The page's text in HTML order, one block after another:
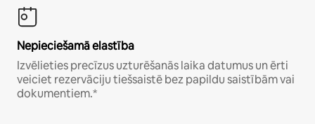
Nepieciešamā elastība
Izvēlieties precīzus uzturēšanās laika datumus un ērti
veiciet rezervāciju tiešsaistē bez papildu saistībām vai
dokumentiem.*